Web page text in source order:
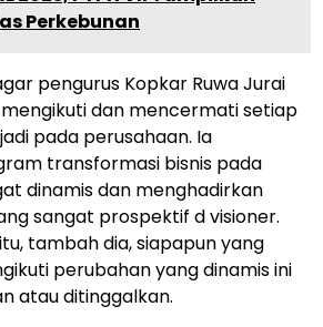
Perkebunan
pengurus Kopkar Ruwa Jurai
dan mencermati setiap
pada perusahaan. Ia
transformasi bisnis pada
dinamis dan menghadirkan
sangat prospektif d visioner.
tambah dia, siapapun yang
perubahan yang dinamis ini
atau ditinggalkan.